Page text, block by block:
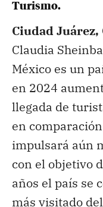
Turismo.
Ciudad Juárez,
Claudia
México es un
en 2024
llegada de
en
impulsará aún
con el objetivo
años el país se
más visitado